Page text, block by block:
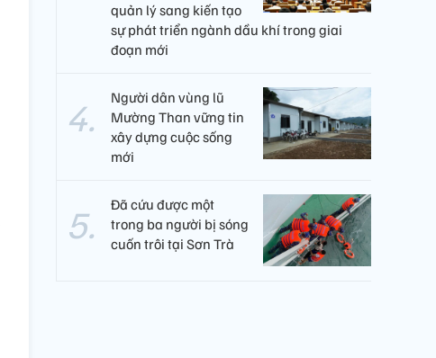
quản lý sang kiến tạo
sự phát triển ngành dầu khí trong giai
đoạn mới
Người dân vùng lũ
Mường Than vững tin
xây dựng cuộc sống
mới
Đã cứu được một
trong ba người bị sóng
cuốn trôi tại Sơn Trà